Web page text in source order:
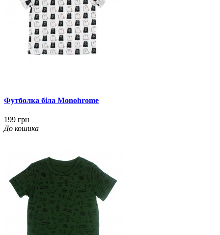
Футболка біла Monohrome
199 грн
До кошика